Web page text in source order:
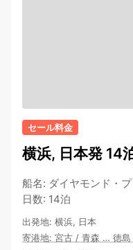
セール料金
横浜, 日本発 14
船名: ダイヤモンド・
日数: 14泊
出発地: 横浜, 日本
寄港地: 宮古 / 青森 … 徳島